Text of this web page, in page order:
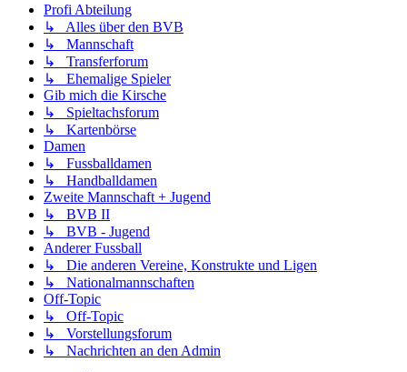
Profi Abteilung
↳ Alles über den BVB
↳ Mannschaft
↳ Transferforum
↳ Ehemalige Spieler
Gib mich die Kirsche
↳ Spieltachsforum
↳ Kartenbörse
Damen
↳ Fussballdamen
↳ Handballdamen
Zweite Mannschaft + Jugend
↳ BVB II
↳ BVB - Jugend
Anderer Fussball
↳ Die anderen Vereine, Konstrukte und Ligen
↳ Nationalmannschaften
Off-Topic
↳ Off-Topic
↳ Vorstellungsforum
↳ Nachrichten an den Admin